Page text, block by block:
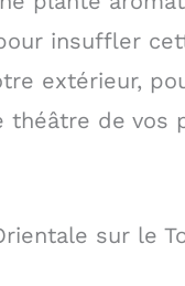
insuffler
extérieur,
théâtre de vos
sur le